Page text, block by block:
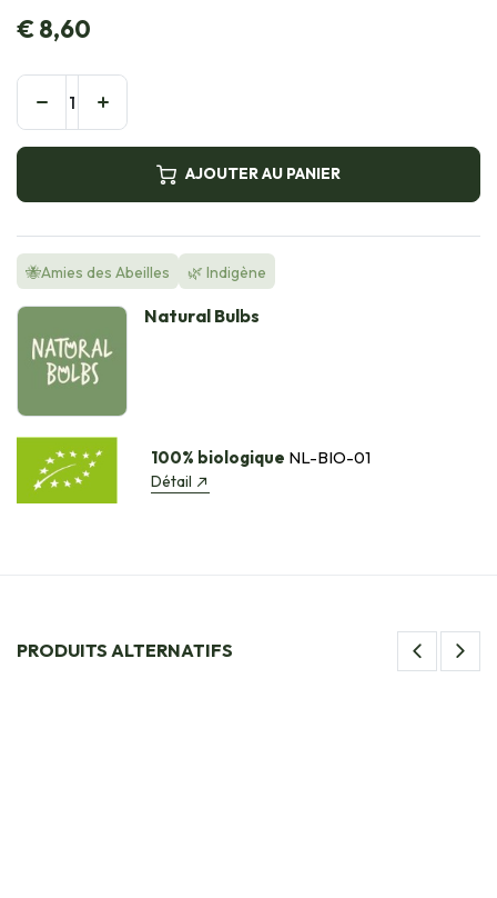
€8,60
AJOUTER AU PANIER
🐝Amies des Abeilles 🌿 Indigène
Natural Bulbs
100% biologique NL-BIO-01
Détail
PRODUITS ALTERNATIFS